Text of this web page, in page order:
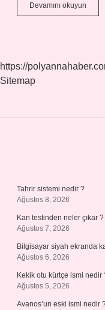
Devamını okuyun
Çok
Cihazı
https://
Sitemap
Tahrir sistemi nedir ?
Ağustos 8, 2026
Kan testinden neler çıkar ?
Ağustos 7, 2026
Bilgisayar siyah ekranda
Ağustos 6, 2026
Kekik otu kürtçe ismi nedir
Ağustos 5, 2026
Avanos’un eski ismi nedir